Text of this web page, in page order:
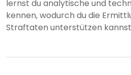
lernst du analytische und
kennen, wodurch du die
Straftaten unterstützen